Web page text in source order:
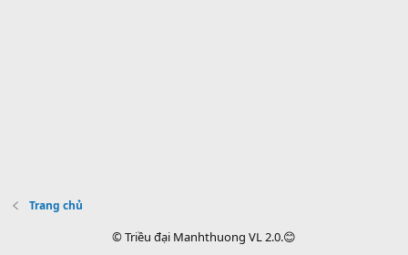
Trang chủ
© Triều đại Manhthuong VL 2.0.😊